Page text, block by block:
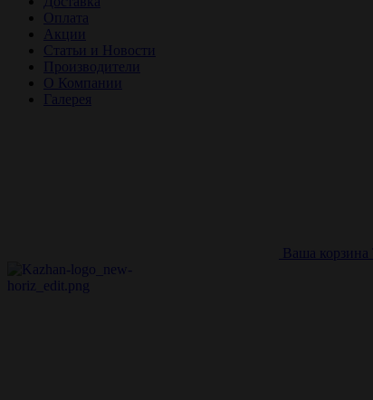
Оплата
Акции
Статьи и Новости
Производители
О Компании
Галерея
Ваша корзина